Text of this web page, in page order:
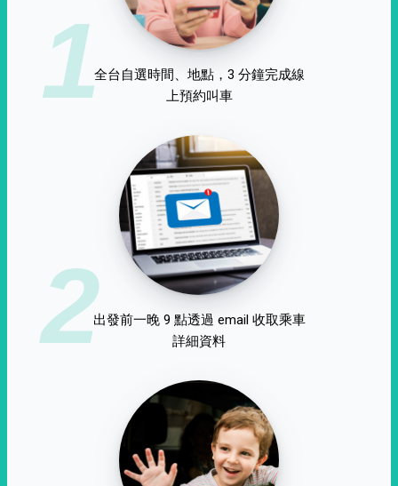
1全台自選時間、地點，3 分鐘完成線
上預約叫車
2出發前一晚 9 點透過 email 收取乘車
詳細資料